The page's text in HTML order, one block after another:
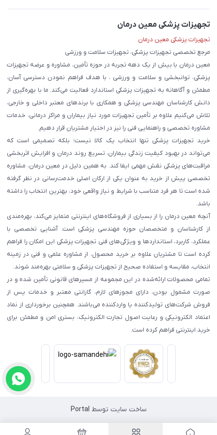
تجهیزات پزشکی معین درمان
تجهیزات پزشکی معین درمان
مرجع تخصصی تجهیزات پزشکی، تجهیزات سلامت و ورزشی
معین درمان با بیش از یک دهه تجربه در حوزه تأمین، مشاوره و عرضه تجهیزات
پزشکی، توانبخشی و سلامت و ورزشی ، با هدف فراهم نمودن دسترسی آسان،
مطمئن و آگاهانه به تجهیزات پزشکی استاندارد فعالیت می‌کند. ما با بهره‌گیری از
دانش کارشناسان مهندسی پزشکی و همکاری با برندهای معتبر داخلی و خارجی،
تلاش می‌کنیم علاوه بر تأمین تجهیزات مورد نیاز بیماران و مراکز درمانی، خدمات
مشاوره تخصصی و راهنمایی فنی را نیز در اختیار مشتریان قرار دهیم.
خرید تجهیزات پزشکی تنها انتخاب یک کالا نیست؛ بلکه تصمیمی است که
می‌تواند در بهبود کیفیت زندگی بیماران، تسریع روند درمان و افزایش اثربخشی
مراقبت‌های پزشکی نقش مهمی ایفا کند. به همین دلیل در معین درمان، مشاوره
تخصصی پیش از خرید به عنوان یکی از ارکان اصلی خدمت‌رسانی در نظر گرفته
شده است تا هر فرد متناسب با شرایط و نیاز واقعی خود، بهترین انتخاب را داشته
باشد.
آنچه معین درمان را از بسیاری از فروشگاه‌های اینترنتی متمایز می‌کند، بهره‌مندی
از کارشناسان و متخصصان حوزه مهندسی پزشکی است. آشنایی تخصصی با
عملکرد، کاربرد، استانداردها و ویژگی‌های فنی تجهیزات پزشکی این امکان را فراهم
کرده است تا مشتریان علاوه بر خرید محصول، از مشاوره علمی و فنی در زمینه
انتخاب، مقایسه و استفاده صحیح از تجهیزات پزشکی و سلامتی بهره‌مند شوند.
تمامی محصولات ارائه‌شده در این مجموعه از مسیرهای قانونی تأمین شده و در
صورت مشمول بودن، دارای مجوزهای لازم، گارانتی معتبر و خدمات پس از
فروش شرکت‌های تولیدکننده یا واردکننده می‌باشند. همچنین برخورداری از نماد
اعتماد الکترونیکی و رعایت اصول تجارت الکترونیک، بستری امن و مطمئن برای
خرید اینترنتی فراهم کرده است.
ساخت سایت توسط Portal